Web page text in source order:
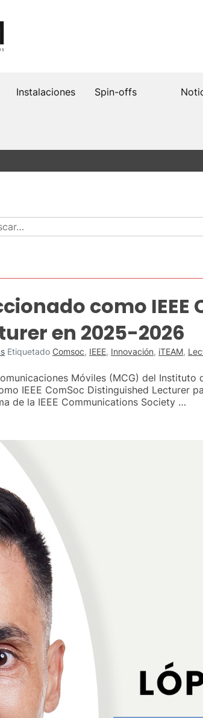
Instalaciones Spin-offs
como IEEE
en 2025-2026
Etiquetado Comsoc, IEEE, Innovación, iTEAM,
Móviles (MCG) del Instituto
IEEE ComSoc Distinguished Lecturer
de la IEEE Communications Society …